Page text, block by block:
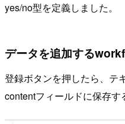
yes/no型を定義しました。
データを追加する
登録ボタンを押したら、テ
contentフィールドに保存す